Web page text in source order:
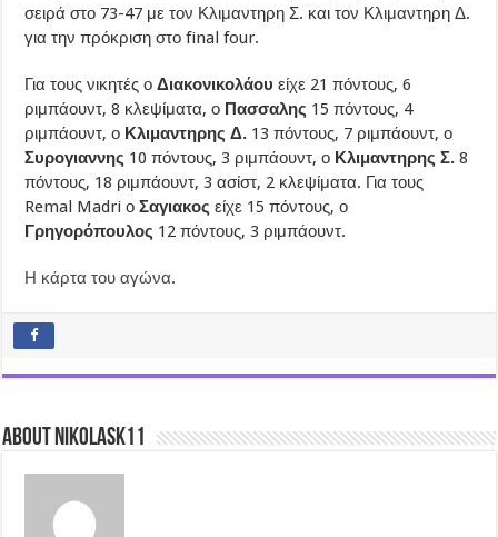
σειρά στο 73-47 με τον Κλιμαντηρη Σ. και τον Κλιμαντηρη Δ.
για την πρόκριση στο final four.
Για τους νικητές οΔιακονικολάουείχε 21 πόντους, 6
ριμπάουντ, 8 κλεψίματα, ο Πασσαλης 15 πόντους, 4
ριμπάουντ, ο Κλιμαντηρης Δ. 13 πόντους, 7 ριμπάουντ, ο
Συρογιαννης 10 πόντους, 3 ριμπάουντ, ο Κλιμαντηρης Σ. 8
πόντους, 18 ριμπάουντ, 3 ασίστ, 2 κλεψίματα. Για τους
Remal Madri οΣαγιακοςείχε 15 πόντους, ο
Γρηγορόπουλος 12 πόντους, 3 ριμπάουντ.
Η κάρτα του αγώνα.
About nikolask11